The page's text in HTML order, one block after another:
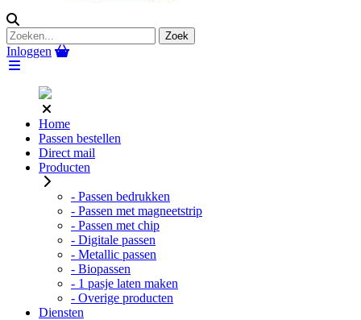
Inloggen
Home
Passen bestellen
Direct mail
Producten
- Passen bedrukken
- Passen met magneetstrip
- Passen met chip
- Digitale passen
- Metallic passen
- Biopassen
- 1 pasje laten maken
- Overige producten
Diensten